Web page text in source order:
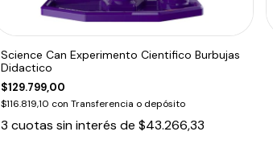
Science Can Experimento Cientifico Burbujas
Didactico
$129.799,00
$116.819,10 con Transferencia o depósito
3 cuotas sin interés de $43.266,33